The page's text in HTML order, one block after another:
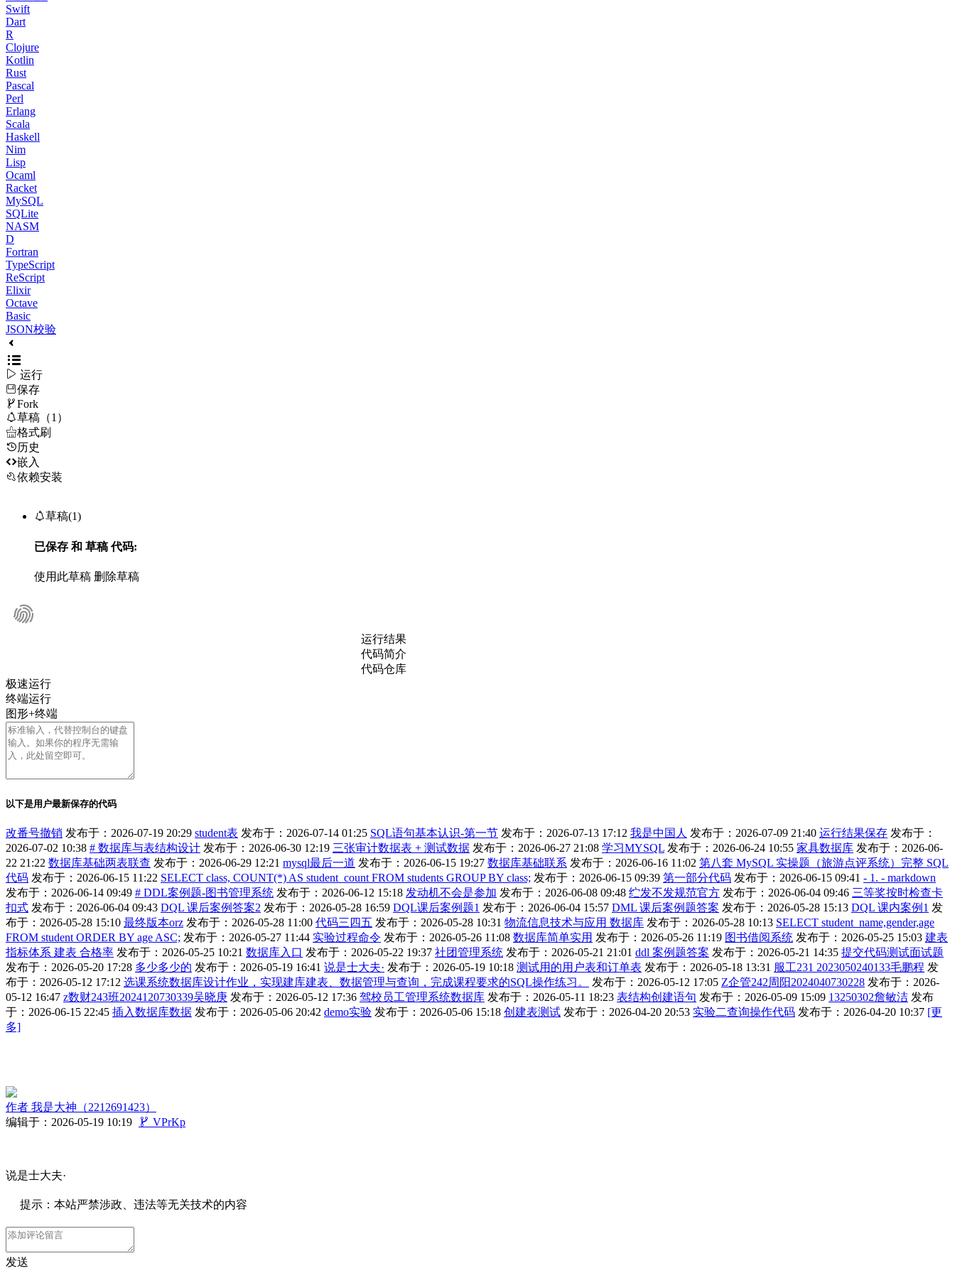
Swift
Dart
R
Clojure
Kotlin
Rust
Pascal
Perl
Erlang
Scala
Haskell
Nim
Lisp
Ocaml
Racket
MySQL
SQLite
NASM
D
Fortran
TypeScript
ReScript
Elixir
Octave
Basic
JSON校验
 运行
保存
Fork
草稿（1）
格式刷
历史
嵌入
依赖安装
草稿(1)
已保存 和 草稿代码:
使用此草稿 删除草稿
运行结果
代码简介
代码仓库
极速运行
终端运行
图形+终端
以下是用户最新保存的代码
改番号撤销 发布于：2026-07-19 20:29 student表 发布于：2026-07-14 01:25 SQL语句基本认识-第一节 发布于：2026-07-13 17:12 我是中国人 发布于：2026-07-09 21:40 运行结果保存 发布于：
2026-07-02 10:38 # 数据库与表结构设计 发布于：2026-06-30 12:19 三张审计数据表 + 测试数据 发布于：2026-06-27 21:08 学习MYSQL 发布于：2026-06-24 10:55 家具数据库 发布于：2026-06-
22 21:22 数据库基础两表联查 发布于：2026-06-29 12:21 mysql最后一道 发布于：2026-06-15 19:27 数据库基础联系 发布于：2026-06-16 11:02 第八套 MySQL 实操题（旅游点评系统）完整 SQL
代码 发布于：2026-06-15 11:22 SELECT class, COUNT(*) AS student_count FROM students GROUP BY class; 发布于：2026-06-15 09:39 第一部分代码 发布于：2026-06-15 09:41 - 1. - markdown
发布于：2026-06-14 09:49 # DDL案例题-图书管理系统 发布于：2026-06-12 15:18 发动机不会是参加 发布于：2026-06-08 09:48 纻发不发规范官方 发布于：2026-06-04 09:46 三等奖按时检查卡
扣式 发布于：2026-06-04 09:43 DQL 课后案例答案2 发布于：2026-05-28 16:59 DQL课后案例题1 发布于：2026-06-04 15:57 DML 课后案例题答案 发布于：2026-05-28 15:13 DQL 课内案例1 发
布于：2026-05-28 15:10 最终版本orz 发布于：2026-05-28 11:00 代码三四五 发布于：2026-05-28 10:31 物流信息技术与应用 数据库 发布于：2026-05-28 10:13 SELECT student_name,gender,age
FROM student ORDER BY age ASC; 发布于：2026-05-27 11:44 实验过程命令 发布于：2026-05-26 11:08 数据库简单实用 发布于：2026-05-26 11:19 图书借阅系统 发布于：2026-05-25 15:03 建表
指标体系 建表 合格率 发布于：2026-05-25 10:21 数据库入口 发布于：2026-05-22 19:37 社团管理系统 发布于：2026-05-21 21:01 ddl 案例题答案 发布于：2026-05-21 14:35 提交代码测试面试题
发布于：2026-05-20 17:28 多少多少的 发布于：2026-05-19 16:41 说是士大夫· 发布于：2026-05-19 10:18 测试用的用户表和订单表 发布于：2026-05-18 13:31 服工231 2023050240133毛鹏程 发
布于：2026-05-12 17:12 选课系统数据库设计作业，实现建库建表、数据管理与查询，完成课程要求的SQL操作练习。 发布于：2026-05-12 17:05 Z企管242周阳2024040730228 发布于：2026-
05-12 16:47 z数财243班2024120730339吴晓庚 发布于：2026-05-12 17:36 驾校员工管理系统数据库 发布于：2026-05-11 18:23 表结构创建语句 发布于：2026-05-09 15:09 13250302詹敏洁 发布
于：2026-06-15 22:45 插入数据库数据 发布于：2026-05-06 20:42 demo实验 发布于：2026-05-06 15:18 创建表测试 发布于：2026-04-20 20:53 实验二查询操作代码 发布于：2026-04-20 10:37 [更
多]
作者 我是大神（2212691423）
编辑于：2026-05-19 10:19
 VPrKp
说是士大夫·
提示：本站严禁涉政、违法等无关技术的内容
发送